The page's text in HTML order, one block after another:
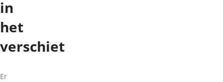
in
het
verschiet
Er